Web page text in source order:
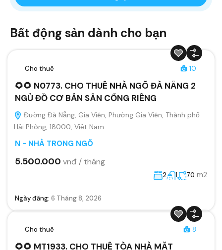
Bất động sản dành cho bạn
Cho thuê 10
🌻🌻 N0773. CHO THUÊ NHÀ NGÕ ĐÀ NẴNG 2
NGỦ ĐỒ CƠ BẢN SÂN CỔNG RIÊNG
Đường Đà Nẵng, Gia Viên, Phường Gia Viên, Thành phố
Hải Phòng, 18000, Việt Nam
N - NHÀ TRONG NGÕ
5.500.000 vnđ / tháng
2 1 70 m2
Ngày đăng: 6 Tháng 8, 2026
Cho thuê 8
🌻🌻 MT1933. CHO THUÊ TÒA NHÀ MẶT